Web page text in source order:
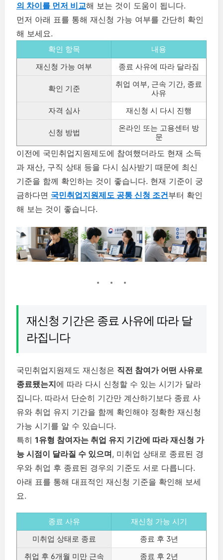
의 차이를 먼저 비교해 보는 것이 도움이 됩니다.
먼저 아래 표를 통해 재신청 가능 여부를 간단히 확인
해 보세요.
확인 항목
내용
재신청 가능 여부
종료 사유에 따라 달라짐
확인 기준
취업 여부, 근속 기간, 종료
사유
자격 심사
재신청 시 다시 진행
신청 방법
온라인 또는 고용센터 방
문
이전에 국민취업지원제도에 참여했더라도 현재 소득
과 재산, 구직 상태 등을 다시 심사받기 때문에 최신
기준을 함께 확인하는 것이 좋습니다. 현재 기준이 궁
금하다면 국민취업지원제도 공통 신청 조건부터 확인
해 보는 것이 좋습니다.
재신청 기간은 종료 사유에 따라 달
라집니다
국민취업지원제도 재신청은 직전 참여가 어떤 사유로
종료됐는지에 따라 다시 신청할 수 있는 시기가 달라
집니다. 따라서 단순히 기간만 계산하기보다 종료 사
유와 취업 유지 기간을 함께 확인해야 정확한 재신청
가능 시기를 알 수 있습니다.
특히 1유형 참여자는 취업 유지 기간에 따라 재신청 가
능 시점이 달라질 수 있으며, 미취업 상태로 종료된 경
우와 취업 후 종료된 경우의 기준도 서로 다릅니다.
아래 표를 통해 대표적인 재신청 기준을 확인해 보세
요.
종료 사유
재신청 가능 시기
미취업 상태로 종료
종료 후 3년
취업 후 6개월 미만 근속
종료 후 2년